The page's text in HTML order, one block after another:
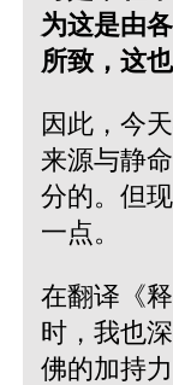
为这是由
所致，这
因此，今
来源与静
分的。但
一点。
在翻译《
时，我也
佛的加持